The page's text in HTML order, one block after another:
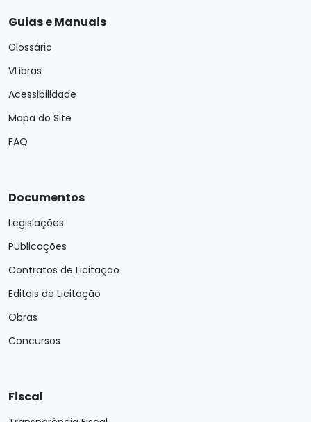
Guias e Manuais
Glossário
VLibras
Acessibilidade
Mapa do Site
FAQ
Documentos
Legislações
Publicações
Contratos de Licitação
Editais de Licitação
Obras
Concursos
Fiscal